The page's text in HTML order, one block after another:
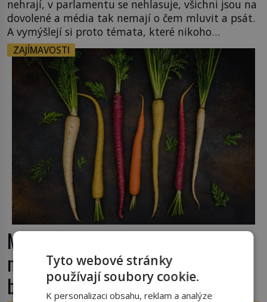
nehrají, v parlamentu se nehlasuje, všichni jsou na
dovolené a média tak nemají o čem mluvit a psát.
A vymýšlejí si proto témata, které nikoho
nezajímají. Proč je však ona letní doba spojovaná
zrovna s okurkami? Okurkovou sezónu známe už
od poloviny 19. století, ovšem jako Češi […]
ZAJÍMAVOSTI
Mrkev není jen oranžová. Její
neuvěřitelný příběh začíná fialovou
barvou
Tyto webové stránky
používají soubory cookie.
K personalizaci obsahu, reklam a analýze